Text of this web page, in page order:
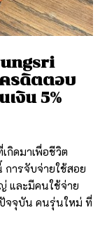
รดิตตอบ
งิน 5%
กิดมาเพื่อชีวิต
การจับจ่ายใช้สอย
และมีคนใช้จ่าย
จจุบัน คนรุ่นใหม่ ที่